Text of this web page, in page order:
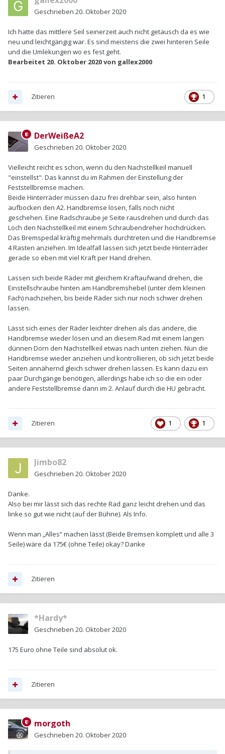
Geschrieben 20. Oktober 2020
Ich hatte das mittlere Seil seinerzeit auch nicht getausch da es wie
neu und leichtgängig war. Es sind meistens die zwei hinteren Seile
und die Umlekungen wo es fest geht.
Bearbeitet 20. Oktober 2020von gallex2000
1
Zitieren
DerWeißeA2
Geschrieben 20. Oktober 2020
Vielleicht reicht es schon, wenn du den Nachstellkeil manuell
"einstellst". Das kannst du im Rahmen der Einstellung der
Feststellbremse machen.
Beide Hinterräder müssen dazu frei drehbar sein, also hinten
aufbocken den A2. Handbremse lösen, falls noch nicht
geschehen. Eine Radschraube je Seite rausdrehen und durch das
Loch den Nachstellkeil mit einem Schraubendreher hochdrücken.
Das Bremspedal kräftig mehrmals durchtreten und die Handbremse
4 Rasten anziehen. Im Idealfall lassen sich jetzt beide Hinterräder
gerade so eben mit viel Kraft per Hand drehen.
Lassen sich beide Räder mit gleichem Kraftaufwand drehen, die
Einstellschraube hinten am Handbremshebel (unter dem kleinen
Fach) nachziehen, bis beide Räder sich nur noch schwer drehen
lassen.
Lässt sich eines der Räder leichter drehen als das andere, die
Handbremse wieder lösen und an diesem Rad mit einem langen
dünnen Dorn den Nachstellkeil etwas nach unten ziehen. Nun die
Handbremse wieder anziehen und kontrollieren, ob sich jetzt beide
Seiten annähernd gleich schwer drehen lassen. Es kann dazu ein
paar Durchgänge benötigen, allerdings habe ich so die ein oder
andere Feststellbremse dann im 2. Anlauf durch die HU gebracht.
1 1
Zitieren
Jimbo82
Geschrieben 20. Oktober 2020
Danke.
Also bei mir lässt sich das rechte Rad ganz leicht drehen und das
linke so gut wie nicht (auf der Bühne). Als Info.
Wenn man „Alles“ machen lässt (Beide Bremsen komplett und alle 3
Seile) wäre da 175€ (ohne Teile) okay? Danke
Zitieren
*Hardy*
Geschrieben 20. Oktober 2020
175 Euro ohne Teile sind absolut ok.
Zitieren
morgoth
Geschrieben 20. Oktober 2020